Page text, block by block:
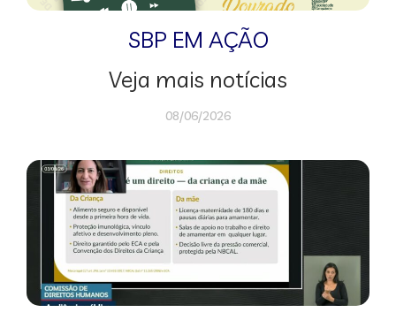
SBP EM AÇÃO
Veja mais notícias
08/06/2026